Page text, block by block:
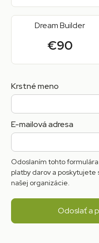
Dream Builder
€90
Krstné meno
E-mailová adresa
Odoslaním tohto
platby darov a poskytujete
našej organizácie.